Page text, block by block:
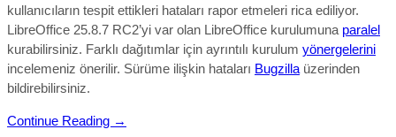
kullanıcıların tespit ettikleri hataları rapor etmeleri rica ediliyor.
LibreOffice 25.8.7 RC2’yi var olan LibreOffice kurulumuna paralel
kurabilirsiniz. Farklı dağıtımlar için ayrıntılı kurulum yönergelerini
incelemeniz önerilir. Sürüme ilişkin hataları Bugzilla üzerinden
bildirebilirsiniz.
Continue Reading →